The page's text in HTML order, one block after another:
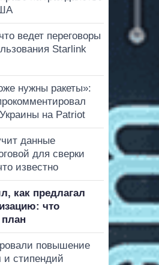
ведет переговоры
Starlink
нужны ракеты»:
на Patriot
данные
для сверки
известно
как предлагал
что
повышение
и стипендий